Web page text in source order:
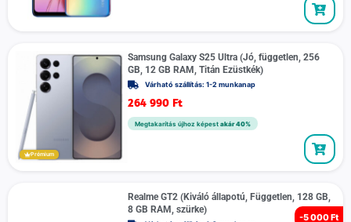
Prémium
Samsung Galaxy S25 Ultra (Jó, független, 256
GB, 12 GB RAM, Titán Ezüstkék)
Várható szállítás: 1-2 munkanap
264 990 Ft
Megtakarítás újhoz képest akár 40%
-5 000 Ft
Realme GT2 (Kiváló állapotú, Független, 128 GB,
8 GB RAM, szürke)